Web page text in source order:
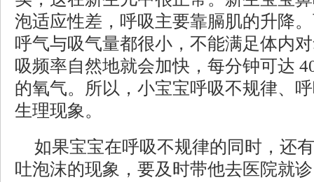
泡适应性差，呼吸主要靠膈肌的升降
呼气与吸气量都很小，不能满足体内
吸频率自然地就会加快，每分钟可达
的氧气。所以，小宝宝呼吸不规律、
生理现象。
如果宝宝在呼吸不规律的同时，还
吐泡沫的现象，要及时带他去医院就